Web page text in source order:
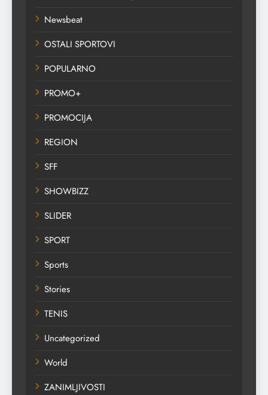
Newsbeat
OSTALI SPORTOVI
POPULARNO
PROMO+
PROMOCIJA
REGION
SFF
SHOWBIZZ
SLIDER
SPORT
Sports
Stories
TENIS
Uncategorized
World
ZANIMLJIVOSTI